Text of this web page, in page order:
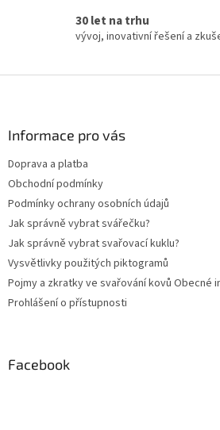
v
ý
i
30 let na trhu
vývoj, inovativní řešení a
Informace pro vás
Doprava a platba
Obchodní podmínky
Podmínky ochrany osobních údajů
Jak správně vybrat svářečku?
Jak správně vybrat svařovací kuklu?
Vysvětlivky použitých piktogramů
Pojmy a zkratky ve svařování kovů Obecné
Prohlášení o přístupnosti
Facebook